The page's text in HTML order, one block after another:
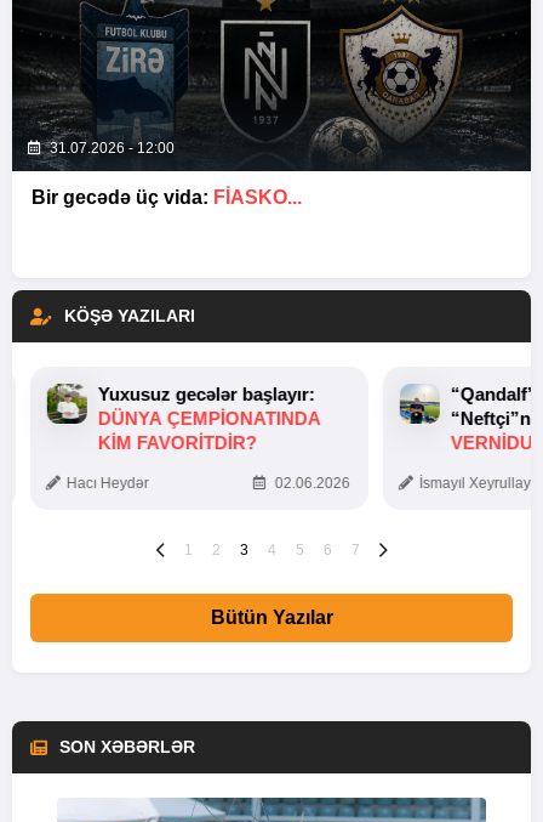
31.07.2026 - 12:00
Bir gecədə üç vida: FIASKO...
KÖŞƏ YAZILARI
Yuxusuz gecələr başlayır:
DÜNYA ÇEMPIONATINDA
KIM FAVORITDIR?
Hacı Heydər 02.06.2026 İsmayıl
1 2 3 4 5 6 7
Bütün Yazılar
SON XƏBƏRLƏR